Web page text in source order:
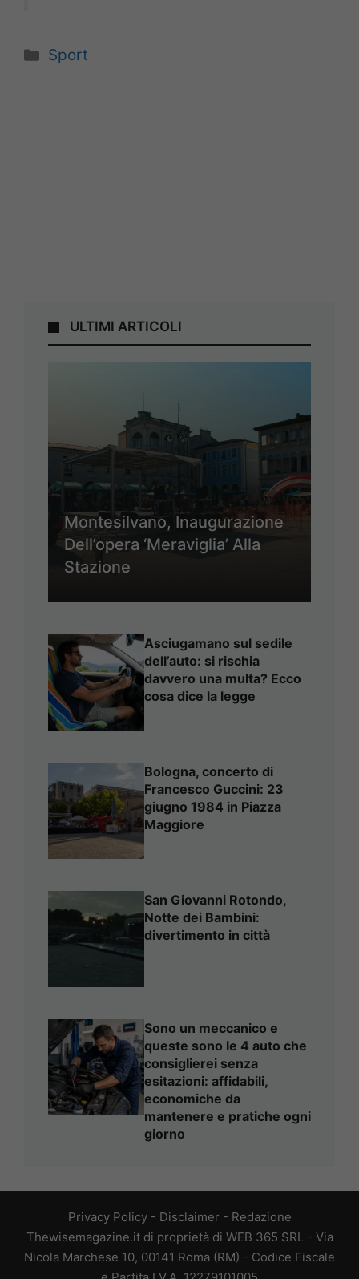
Categorie
Sport
ULTIMI ARTICOLI
Montesilvano, Inaugurazione
Dell’opera ‘Meraviglia’ Alla
Stazione
Asciugamano sul sedile
dell’auto: si rischia
davvero una multa? Ecco
cosa dice la legge
Bologna, concerto di
Francesco Guccini: 23
giugno 1984 in Piazza
Maggiore
San Giovanni Rotondo,
Notte dei Bambini:
divertimento in città
Sono un meccanico e
queste sono le 4 auto che
consiglierei senza
esitazioni: affidabili,
economiche da
mantenere e pratiche ogni
giorno
Privacy Policy- Disclaimer - Redazione
Thewisemagazine.it di proprietà di WEB 365 SRL - Via
Nicola Marchese 10, 00141 Roma (RM) - Codice Fiscale